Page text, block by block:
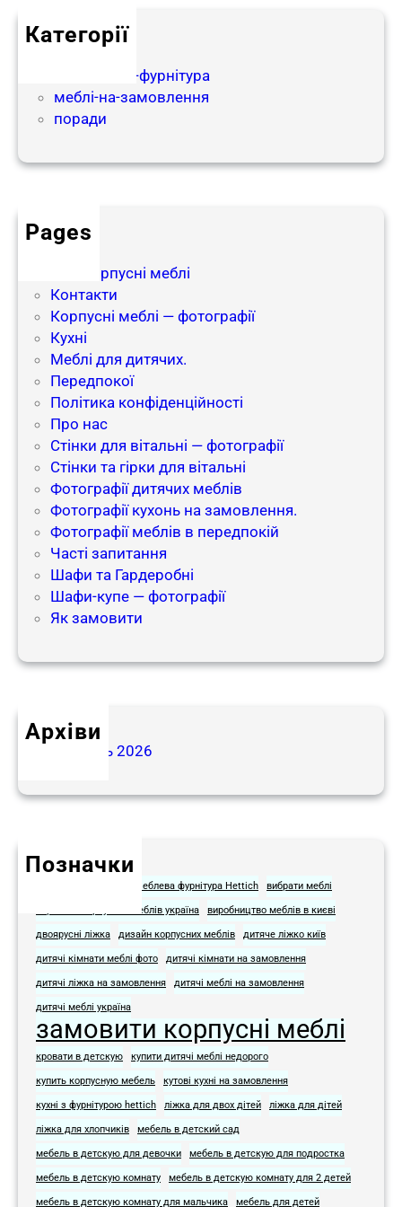
з
Категорії
матеріали-і-фурнітура
меблі-на-замовлення
поради
Pages
Інші корпусні меблі
Контакти
Корпусні меблі — фотографії
Кухні
Меблі для дитячих.
Передпокої
Політика конфіденційності
Про нас
Стінки для вітальні — фотографії
Стінки та гірки для вітальні
Фотографії дитячих меблів
Фотографії кухонь на замовлення.
Фотографії меблів в передпокій​
Часті запитання
Шафи та Гардеробні
Шафи-купе — фотографії
Як замовити
Архіви
Травень 2026
Позначки
Меблева фурнітура Hettich вибрати меблі
виробник корпусних меблів україна виробництво меблів в києві
двоярусні ліжка дизайн корпусних меблів дитяче ліжко київ
дитячі кімнати меблі фото​ дитячі кімнати на замовлення
дитячі ліжка на замовлення дитячі меблі на замовлення​
дитячі меблі україна
замовити корпусні меблі
кровати в детскую купити дитячі меблі недорого
купить корпусную мебель кутові кухні на замовлення
кухні з фурнітурою hettich ліжка для двох дітей ліжка для дітей
ліжка для хлопчиків мебель в детский сад
мебель в детскую для девочки мебель в детскую для подростка​
мебель в детскую комнату мебель в детскую комнату для 2 детей
мебель в детскую комнату для мальчика мебель для детей